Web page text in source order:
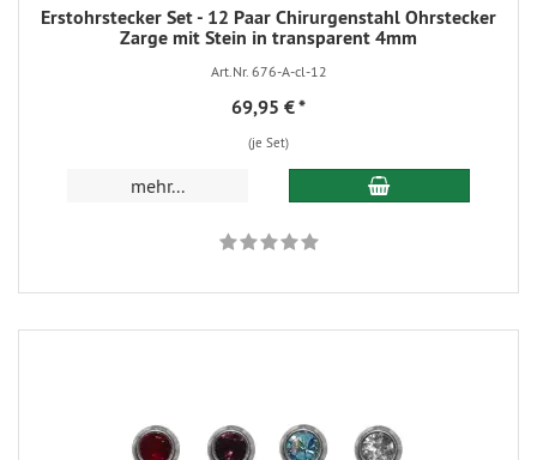
Erstohrstecker Set - 12 Paar Chirurgenstahl Ohrstecker
Zarge mit Stein in transparent 4mm
Art.Nr. 676-A-cl-12
69,95 €*
(je Set)
mehr...